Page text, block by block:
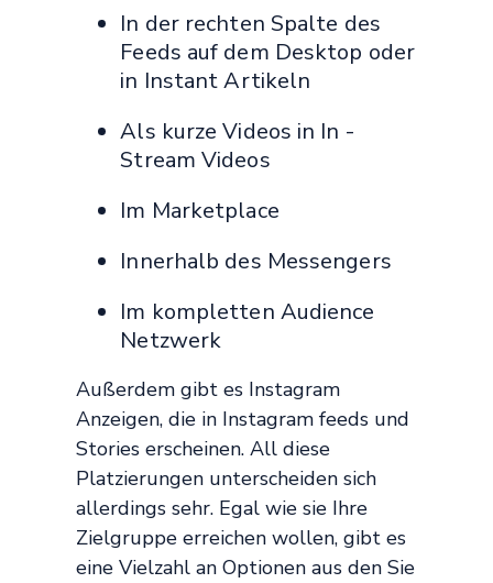
In der rechten Spalte des
Feeds auf dem Desktop oder
in Instant Artikeln
Als kurze Videos in In -
Stream Videos
Im Marketplace
Innerhalb des Messengers
Im kompletten Audience
Netzwerk
Außerdem gibt es Instagram
Anzeigen, die in Instagram feeds und
Stories erscheinen. All diese
Platzierungen unterscheiden sich
allerdings sehr. Egal wie sie Ihre
Zielgruppe erreichen wollen, gibt es
eine Vielzahl an Optionen aus den Sie